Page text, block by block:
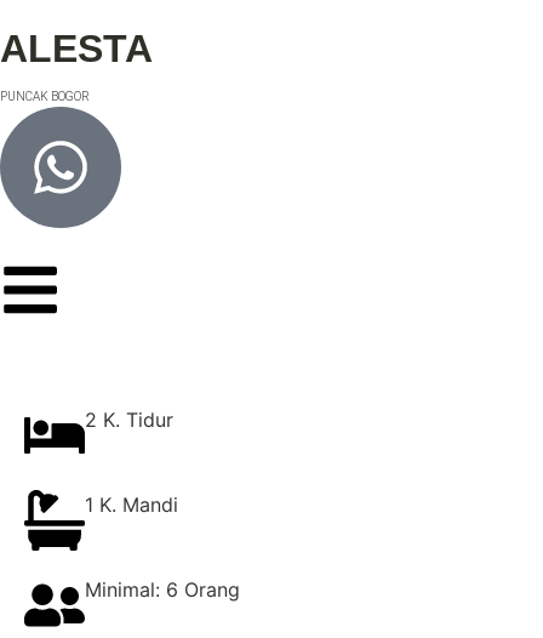
ALESTA
PUNCAK BOGOR
2 K. Tidur
1 K. Mandi
Minimal: 6 Orang